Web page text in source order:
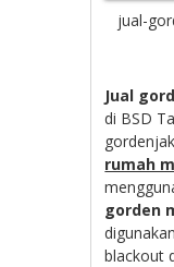
jual-
Jual
di BSD
rumah
gorden
blackout